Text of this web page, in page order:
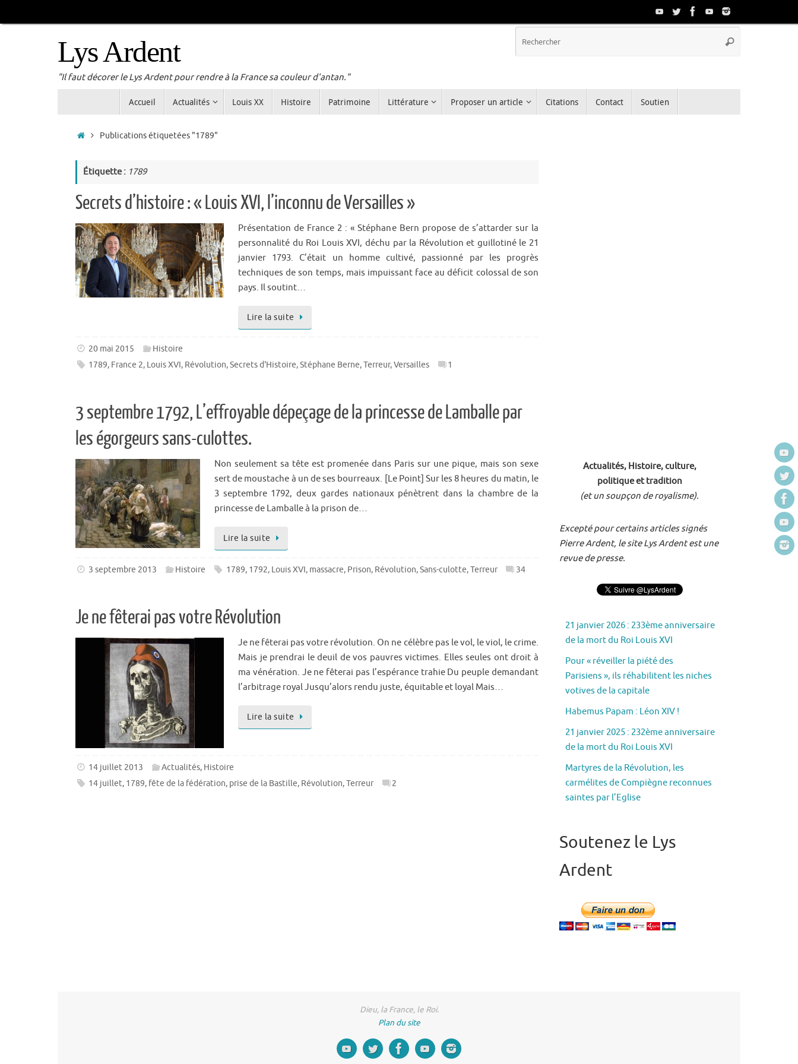
au
Lys Ardent
"Il faut décorer le Lys Ardent pour rendre à la France sa couleur d'antan."
Rechercher
Accueil Actualités Louis XX Histoire Patrimoine Littérature Proposer un article Citations Contact Soutien
Accueil
Publications étiquetées "1789"
Étiquette : 1789
Secrets d’histoire : « Louis XVI, l’inconnu de Versailles »
Présentation de France 2 : « Stéphane Bern propose de s’attarder sur la
personnalité du Roi Louis XVI, déchu par la Révolution et guillotiné le 21
janvier 1793. C’était un homme cultivé, passionné par les progrès
techniques de son temps, mais impuissant face au déficit colossal de son
pays. Il soutint…
Lire la suite
20 mai 2015
Histoire
1789, France 2, Louis XVI, Révolution,Secrets d'Histoire,Stéphane Berne,Terreur,Versailles 1
3 septembre 1792, L’effroyable dépeçage de la princesse de Lamballe par
les égorgeurs sans-culottes.
Non seulement sa tête est promenée dans Paris sur une pique, mais son sexe
sert de moustache à un de ses bourreaux. [Le Point] Sur les 8 heures du matin, le
3 septembre 1792, deux gardes nationaux pénètrent dans la chambre de la
princesse de Lamballe à la prison de…
Lire la suite
3 septembre 2013 Histoire 1789, 1792, Louis XVI, massacre, Prison, Révolution,Sans-culotte,Terreur 34
Je ne fêterai pas votre Révolution
Je ne fêterai pas votre révolution. On ne célèbre pas le vol, le viol, le crime.
Mais je prendrai le deuil de vos pauvres victimes. Elles seules ont droit à
ma vénération. Je ne fêterai pas l’espérance trahie Du peuple demandant
l’arbitrage royal Jusqu’alors rendu juste, équitable et loyal Mais…
Lire la suite
14 juillet 2013 Actualités, Histoire
14 juillet, 1789, fête de la fédération, prise de la Bastille, Révolution,Terreur 2
Actualités, Histoire, culture,
politique et tradition
(et un soupçon de royalisme).
Excepté pour certains articles signés
Pierre Ardent, le site Lys Ardent est une
revue de presse.
21 janvier 2026 : 233ème anniversaire
de la mort du Roi Louis XVI
Pour « réveiller la piété des
Parisiens », ils réhabilitent les niches
votives de la capitale
Habemus Papam : Léon XIV !
21 janvier 2025 : 232ème anniversaire
de la mort du Roi Louis XVI
Martyres de la Révolution, les
carmélites de Compiègne reconnues
saintes par l’Eglise
Soutenez le Lys
Ardent
Dieu, la France, le Roi.
Plan du site